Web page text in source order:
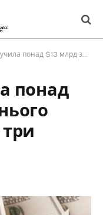
зовнішнього фінансування за три місяці — Мінфін
понад